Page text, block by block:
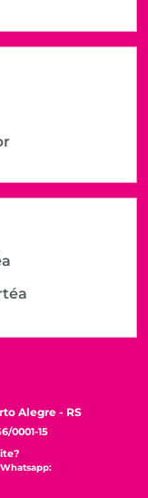
Alegre - RS
0001-15